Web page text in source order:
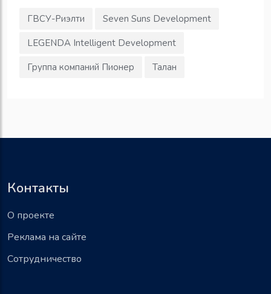
ГВСУ-Риэлти
Seven Suns Development
LEGENDA Intelligent Development
Группа компаний Пионер
Талан
Контакты
О проекте
Реклама на сайте
Сотрудничество